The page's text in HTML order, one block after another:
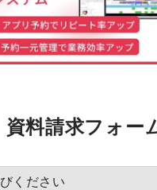
資料請求フォー